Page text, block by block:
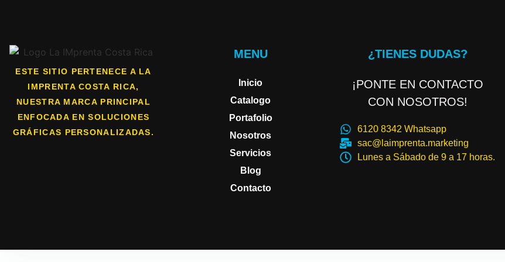
ESTE SITIO PERTENECE A LA
IMPRENTA COSTA RICA,
NUESTRA MARCA PRINCIPAL
ENFOCADA EN SOLUCIONES
GRÁFICAS PERSONALIZADAS.
MENU
Inicio
Catalogo
Portafolio
Nosotros
Servicios
Blog
Contacto
¿TIENES DUDAS?
¡PONTE EN CONTACTO
CON NOSOTROS!
6120 8342 Whatsapp
sac@laimprenta.marketing
Lunes a Sábado de 9 a 17 horas.